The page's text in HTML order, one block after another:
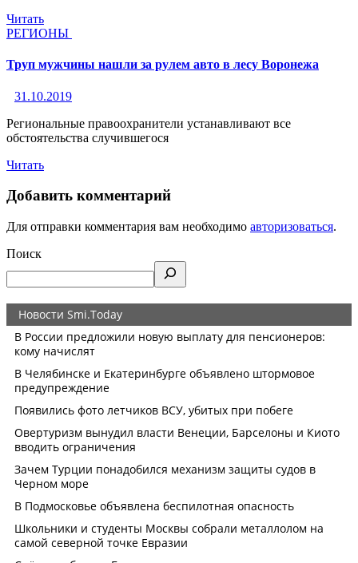
Читать
РЕГИОНЫ
Труп мужчины нашли за рулем авто в лесу Воронежа
31.10.2019
Региональные правоохранители устанавливают все
обстоятельства случившегося
Читать
Добавить комментарий
Для отправки комментария вам необходимо авторизоваться.
Поиск